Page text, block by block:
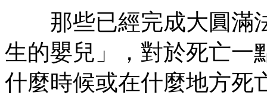
那些已經完成大圓滿
生的嬰兒」，對於死亡一
什麼時候或在什麼地方死